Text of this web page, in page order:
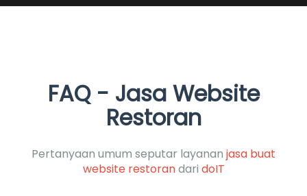
FAQ - Jasa Website
Restoran
Pertanyaan umum seputar layanan jasa buat
website restorandari doIT